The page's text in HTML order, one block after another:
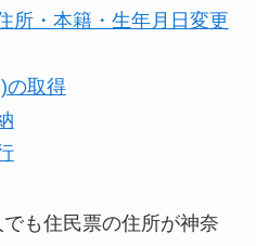
所・本籍・生年月日変更
の取得
も住民票の住所が神奈